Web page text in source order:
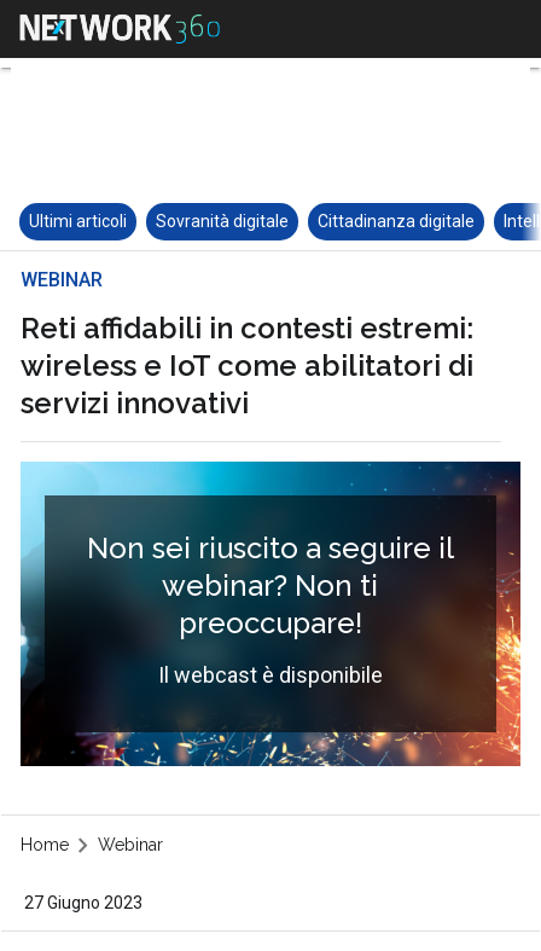
Ultimi articoli Sovranità digitale Cittadinanza digitale
WEBINAR
Reti affidabili in contesti estremi:
wireless e IoT come abilitatori di
servizi innovativi
Non sei riuscito a seguire il
webinar? Non ti
preoccupare!
Il webcast è disponibile
Home Webinar
27 Giugno 2023